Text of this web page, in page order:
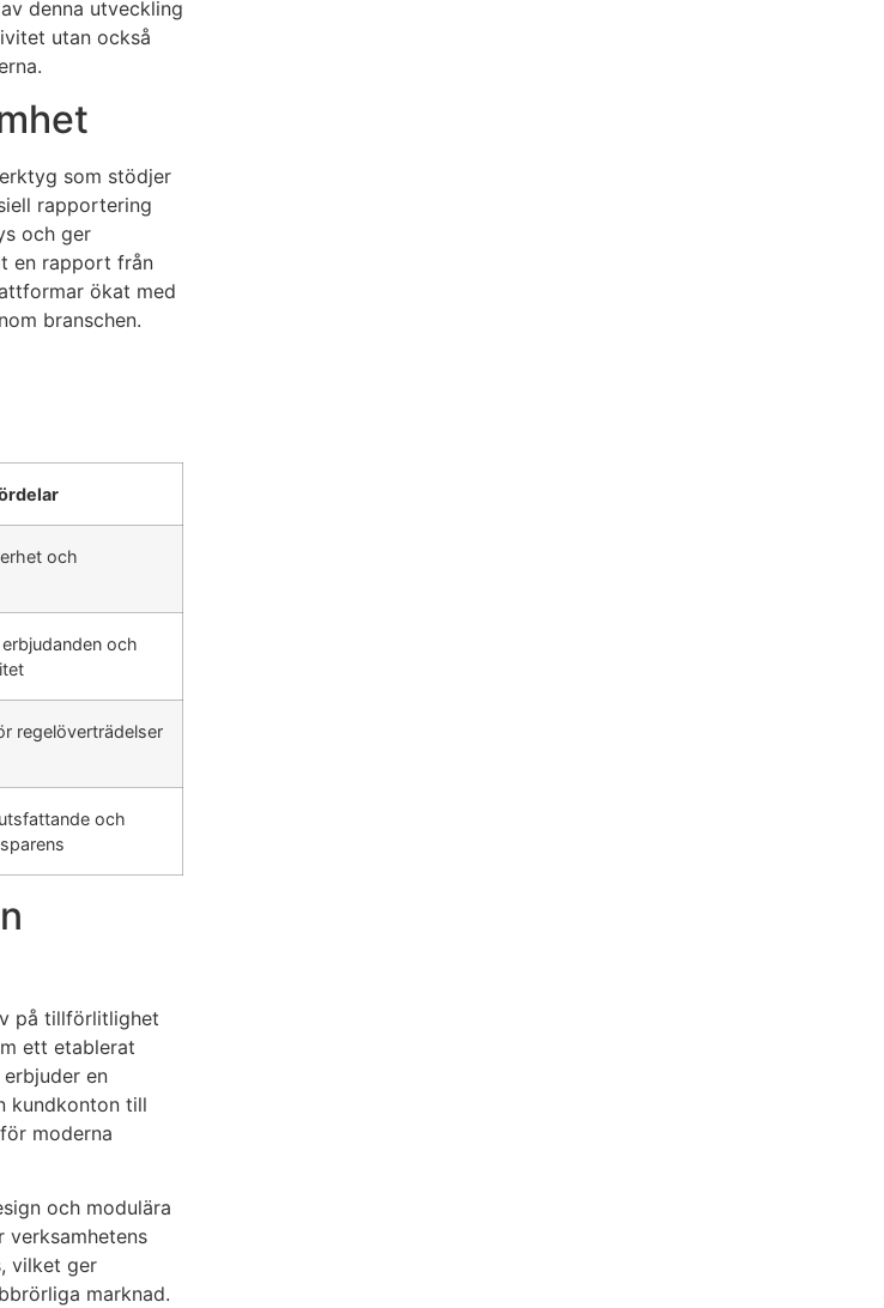
denna utveckling
utan också
som stödjer
rapportering
och ger
en rapport från
ökat med
branschen.
och
och
regelöverträdelser
och
på tillförlitlighet
ett etablerat
en
kundkonton till
moderna
och modulära
verksamhetens
vilket ger
marknad.